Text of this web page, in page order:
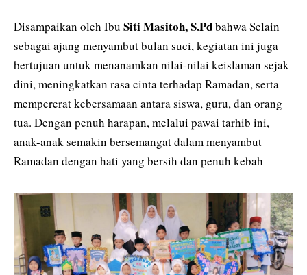
Disampaikan oleh Ibu Siti Masitoh, S.Pdbahwa Selain
sebagai ajang menyambut bulan suci, kegiatan ini juga
bertujuan untuk menanamkan nilai-nilai keislaman sejak
dini, meningkatkan rasa cinta terhadap Ramadan, serta
mempererat kebersamaan antara siswa, guru, dan orang
tua. Dengan penuh harapan, melalui pawai tarhib ini,
anak-anak semakin bersemangat dalam menyambut
Ramadan dengan hati yang bersih dan penuh kebah